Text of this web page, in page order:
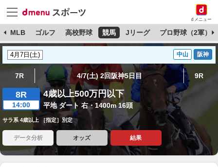
dメニュー
MLB ゴルフ 高校野球 競馬 Jリーグ プロ野球（2軍）
中山 阪神
7R 4/7(土) 2回阪神5日目 9R
8R
14:00
4歳以上500万円以下
平地 ダート 右・1400m 16頭
サラ系 4歳以上 ［指定］別定
データ分析 オッズ 結果